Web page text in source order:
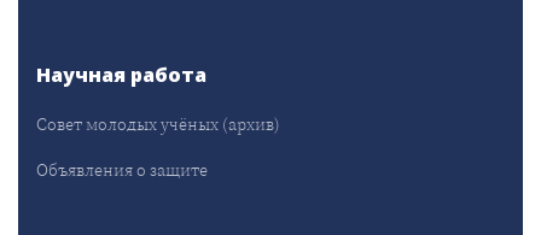
Научная работа
Совет молодых учёных (архив)
Объявления о защите